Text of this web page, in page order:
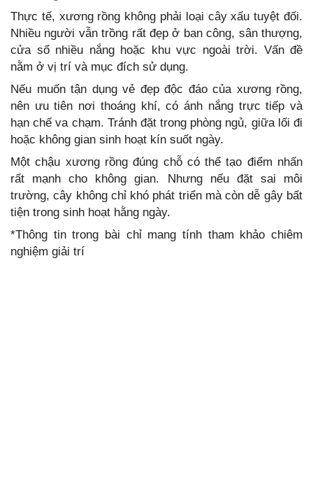
Thực tế, xương rồng không phải loại cây xấu tuyệt đối.
Nhiều người vẫn trồng rất đẹp ở ban công, sân thượng,
cửa sổ nhiều nắng hoặc khu vực ngoài trời. Vấn đề
nằm ở vị trí và mục đích sử dụng.
Nếu muốn tận dụng vẻ đẹp độc đáo của xương rồng,
nên ưu tiên nơi thoáng khí, có ánh nắng trực tiếp và
hạn chế va chạm. Tránh đặt trong phòng ngủ, giữa lối đi
hoặc không gian sinh hoạt kín suốt ngày.
Một chậu xương rồng đúng chỗ có thể tạo điểm nhấn
rất mạnh cho không gian. Nhưng nếu đặt sai môi
trường, cây không chỉ khó phát triển mà còn dễ gây bất
tiện trong sinh hoạt hằng ngày.
*Thông tin trong bài chỉ mang tính tham khảo chiêm
nghiệm giải trí